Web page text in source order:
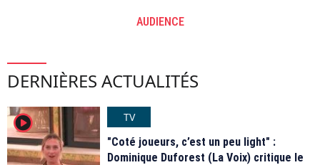
AUDIENCE
DERNIÈRES ACTUALITÉS
player2
TV
"Coté joueurs, c’est un peu light" :
Dominique Duforest (La Voix) critique le